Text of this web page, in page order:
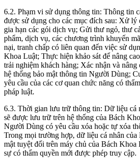
6.2. Phạm vi sử dụng thông tin: Thông tin
được sử dụng cho các mục đích sau: Xử lý
gia hạn các gói dịch vụ; Gửi thư ngỏ, thư
phẩm, dịch vụ, các chương trình khuyến
nại, tranh chấp có liên quan đến việc sử
Khoa Luật; Thực hiện khảo sát để nâng
trải nghiệm khách hàng; Xác nhận và nâng
hệ thống bảo mật thông tin Người Dùng;
yêu cầu của các cơ quan chức năng có
pháp luật.
6.3. Thời gian lưu trữ thông tin: Dữ liệu cá
sẽ được lưu trữ trên hệ thống của Bách
Người Dùng có yêu cầu xóa hoặc tự xóa
Trong mọi trường hợp, dữ liệu cá nhân
mật tuyệt đối trên máy chủ của Bách
sự có thẩm quyền mới được phép truy cập.